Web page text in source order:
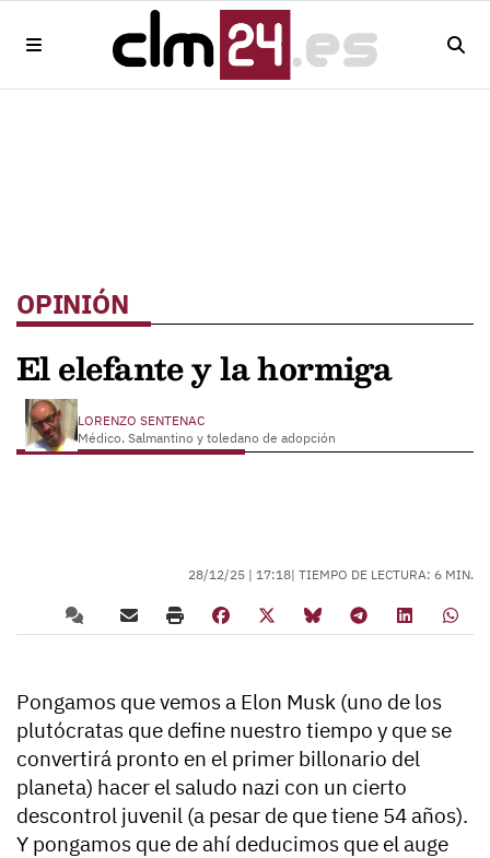
OPINIÓN
El elefante y la hormiga
LORENZO SENTENAC
Médico. Salmantino y toledano de adopción
28/12/25 | 17:18| TIEMPO DE LECTURA: 6 MIN.
Pongamos que vemos a Elon Musk (uno de los
plutócratas que define nuestro tiempo y que se
convertirá pronto en el primer billonario del
planeta) hacer el saludo nazi con un cierto
descontrol juvenil (a pesar de que tiene 54 años).
Y pongamos que de ahí deducimos que el auge